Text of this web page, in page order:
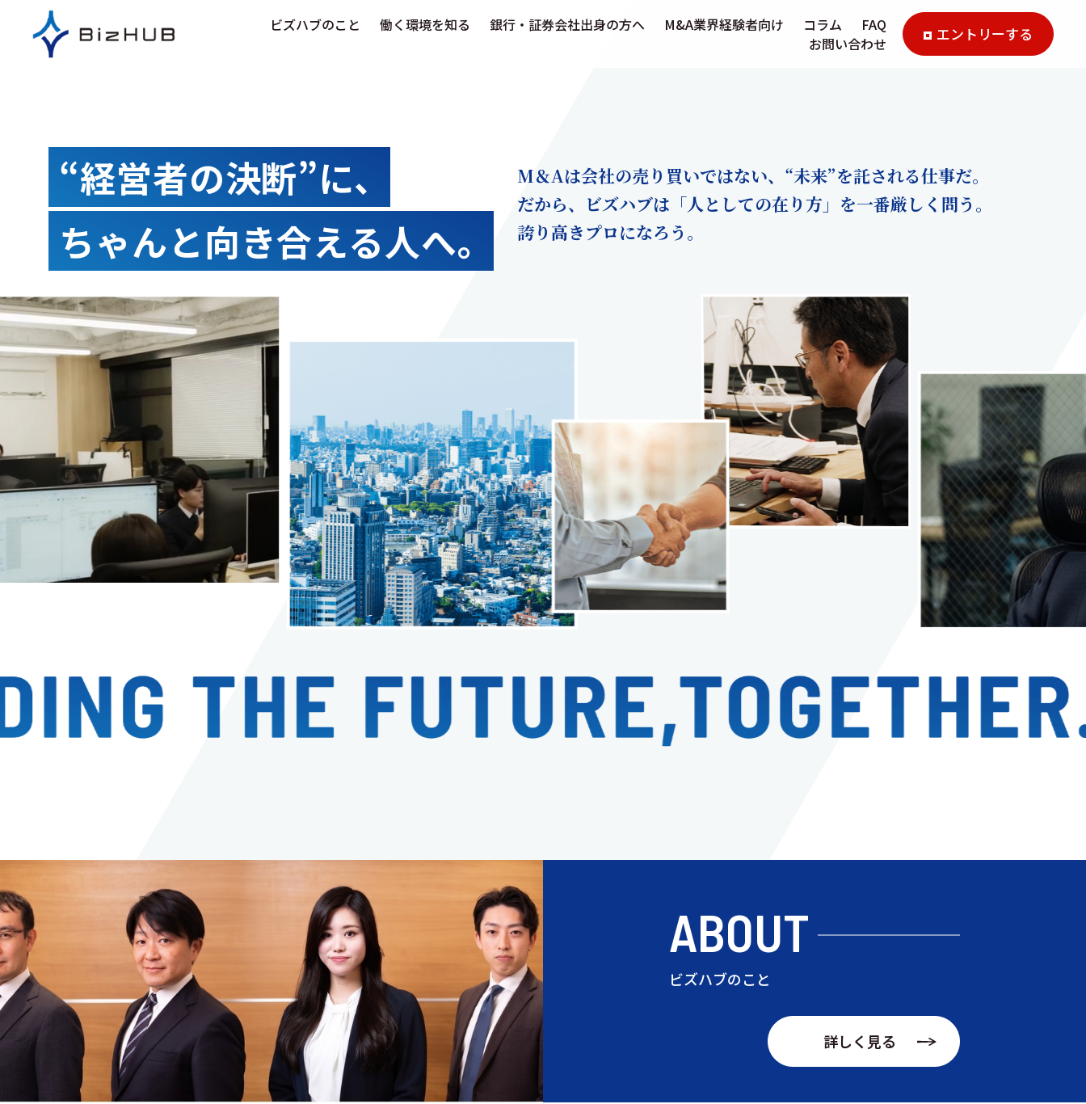
ビズハブのこと 働く環境を知る 銀行・証券会社出身の方へ M&A業界経験者向け コラム
FAQ
お問い合わせ
エントリーする
“経営者の決断”に、
ちゃんと向き合える人へ。
M＆Aは会社の売り買いではない、“未来”を託される仕事だ。
だから、ビズハブは「人としての在り方」を一番厳しく問う。
誇り高きプロになろう。
ABOUT
ビズハブのこと
詳しく見る